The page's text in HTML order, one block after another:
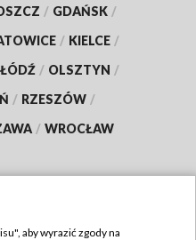
/ GDAŃSK /
/ KIELCE /
ŁÓDŹ / OLSZTYN /
/ RZESZÓW /
/ WROCŁAW
aby wyrazić zgody na